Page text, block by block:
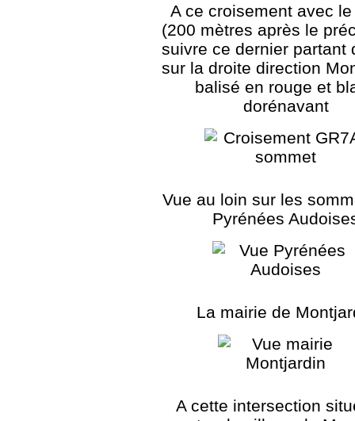
A ce croisement avec le
(200 mètres après le
suivre ce dernier partant
sur la droite direction
balisé en rouge et
dorénavant
Vue au loin sur les
Pyrénées
La mairie de
A cette intersection